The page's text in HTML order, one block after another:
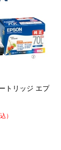
トリッジ エプ
）